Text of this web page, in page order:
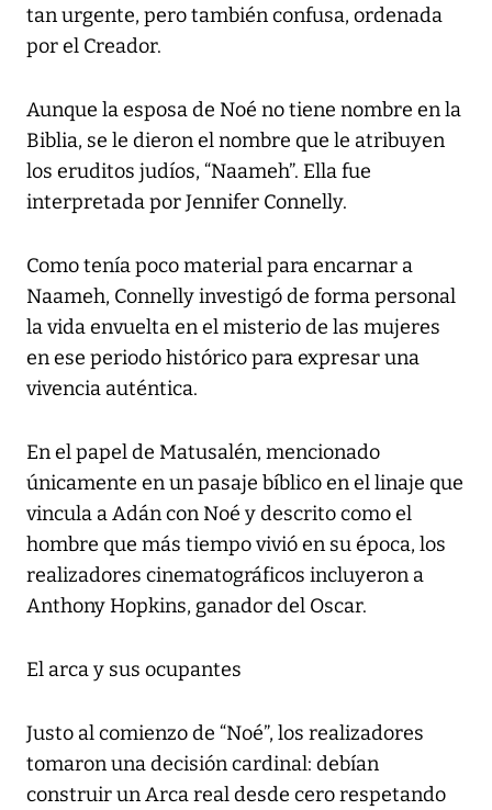
tan urgente, pero también confusa, ordenada
por el Creador.
Aunque la esposa de Noé no tiene nombre en la
Biblia, se le dieron el nombre que le atribuyen
los eruditos judíos, “Naameh”. Ella fue
interpretada por Jennifer Connelly.
Como tenía poco material para encarnar a
Naameh, Connelly investigó de forma personal
la vida envuelta en el misterio de las mujeres
en ese periodo histórico para expresar una
vivencia auténtica.
En el papel de Matusalén, mencionado
únicamente en un pasaje bíblico en el linaje que
vincula a Adán con Noé y descrito como el
hombre que más tiempo vivió en su época, los
realizadores cinematográficos incluyeron a
Anthony Hopkins, ganador del Oscar.
El arca y sus ocupantes
Justo al comienzo de “Noé”, los realizadores
tomaron una decisión cardinal: debían
construir un Arca real desde cero respetando